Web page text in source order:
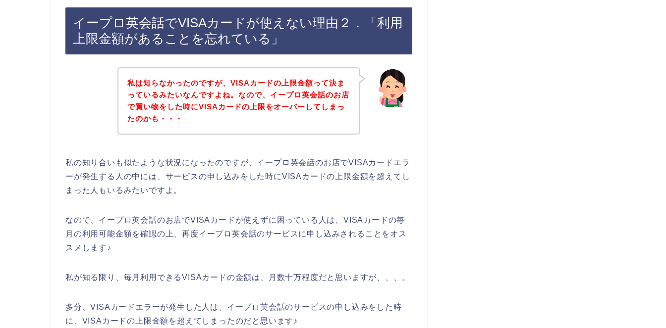
イープロ英会話でVISAカードが使えない理由２．「利用
上限金額があることを忘れている」
私は知らなかったのですが、VISAカードの上限金額って決ま
っているみたいなんですよね。なので、イープロ英会話のお店
で買い物をした時にVISAカードの上限をオーバーしてしまっ
たのかも・・・
私の知り合いも似たような状況になったのですが、イープロ英会話のお店でVISAカードエラ
ーが発生する人の中には、サービスの申し込みをした時にVISAカードの上限金額を超えてし
まった人もいるみたいですよ。
なので、イープロ英会話のお店でVISAカードが使えずに困っている人は、VISAカードの毎
月の利用可能金額を確認の上、再度イープロ英会話のサービスに申し込みされることをオス
スメします♪
私が知る限り、毎月利用できるVISAカードの金額は、月数十万程度だと思いますが、、、。
多分、VISAカードエラーが発生した人は、イープロ英会話のサービスの申し込みをした時
に、VISAカードの上限金額を超えてしまったのだと思います♪